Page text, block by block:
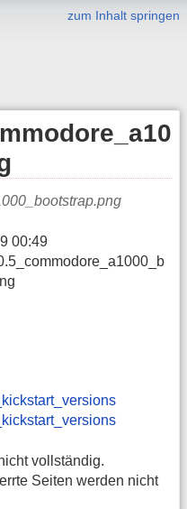
zum Inhalt springen
00:49
vollständig.
Seiten werden nicht